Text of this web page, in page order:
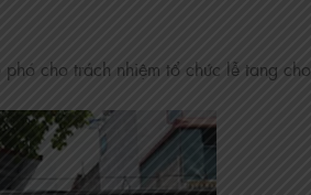
cho trách nhiệm tổ chức lễ tang cho